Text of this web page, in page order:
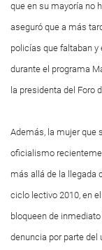
que en su mayoría no
aseguró que a más
policías que faltaban y
durante el programa
la presidenta del Foro
Además, la mujer que
oficialismo
más allá de la llegada
ciclo lectivo 2010, en
bloqueen de
denuncia por parte del